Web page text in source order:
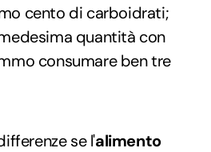
cento di carboidrati;
quantità con
consumare ben tre
se l'alimento